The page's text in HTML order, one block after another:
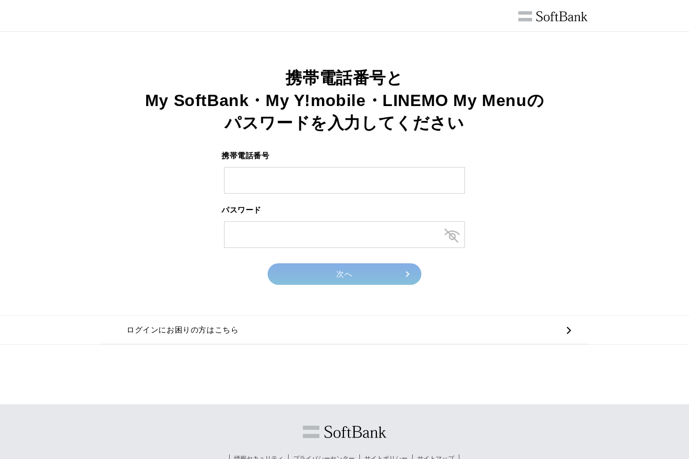
携帯電話番号と
My SoftBank・My Y!mobile・LINEMO My Menuの
パスワードを入力してください
携帯電話番号
パスワード
ログインにお困りの方はこちら